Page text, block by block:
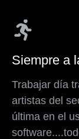
Siempre a
Trabajar día
artistas del
última en el